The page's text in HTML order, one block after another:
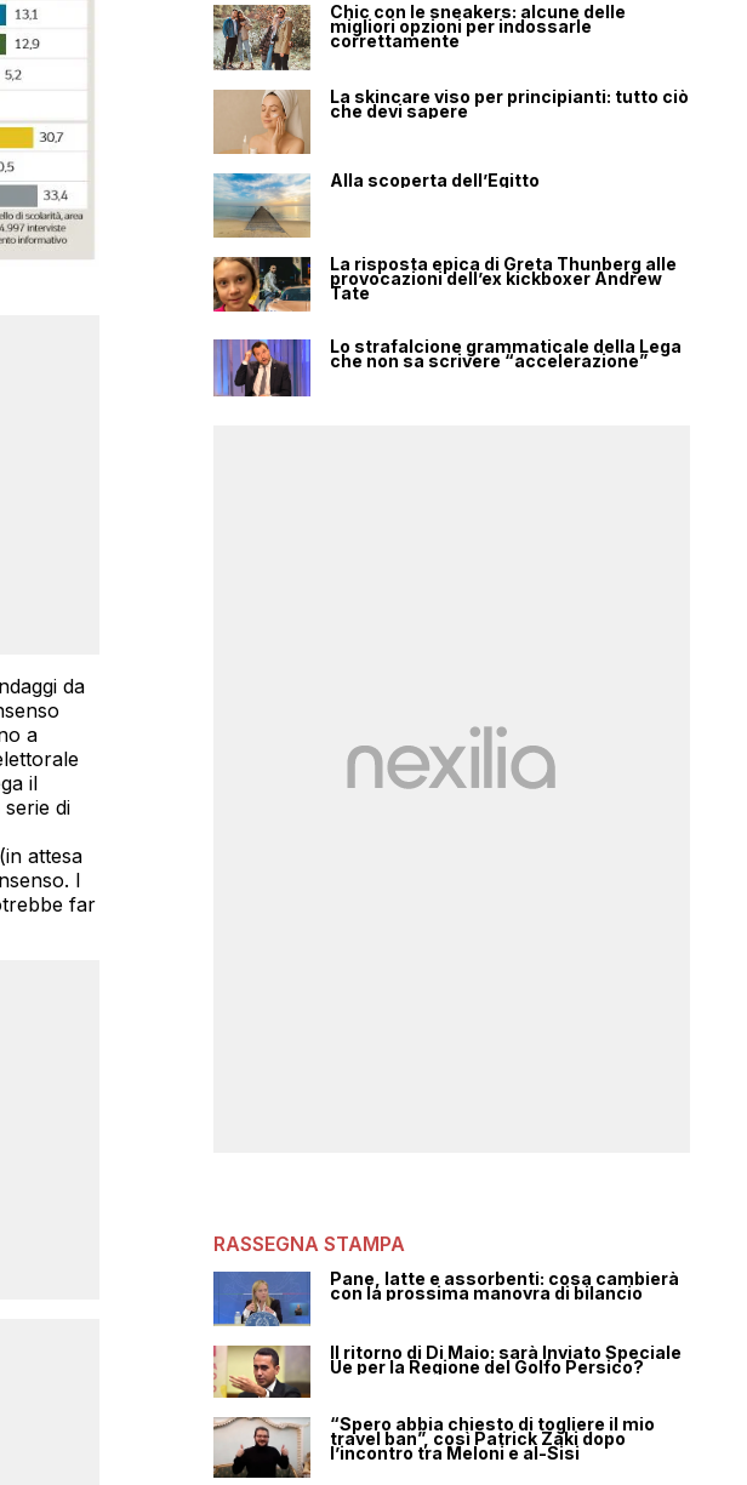
da
a
il
di
attesa
I
far
Chic con le sneakers: alcune delle
migliori opzioni per indossarle
correttamente
La skincare viso per principianti: tutto ciò
che devi sapere
Alla scoperta dell’Egitto
La risposta epica di Greta Thunberg alle
provocazioni dell’ex kickboxer Andrew
Tate
Lo strafalcione grammaticale della Lega
che non sa scrivere “accelerazione”
RASSEGNA STAMPA
Pane, latte e assorbenti: cosa cambierà
con la prossima manovra di bilancio
Il ritorno di Di Maio: sarà Inviato Speciale
Ue per la Regione del Golfo Persico?
“Spero abbia chiesto di togliere il mio
travel ban”, così Patrick Zaki dopo
l’incontro tra Meloni e al-Sisi